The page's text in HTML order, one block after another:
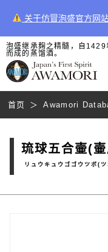
关于仿冒泡盛官方网
泡盛继承麹之精髓，自1429
而成的蒸馏酒。
首页 Awamori
琉球五合壷(
リュウキュウゴゴウツボ(